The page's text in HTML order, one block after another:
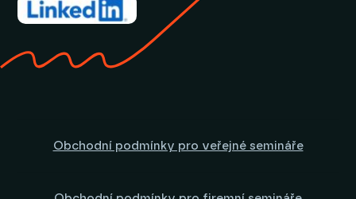
Obchodní podmínky pro veřejné semináře